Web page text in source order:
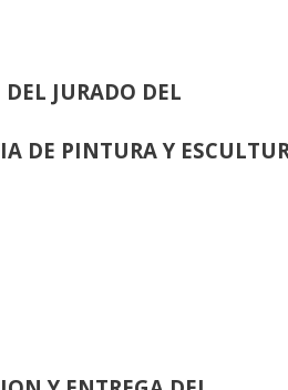
JURADO DEL
DE PINTURA Y